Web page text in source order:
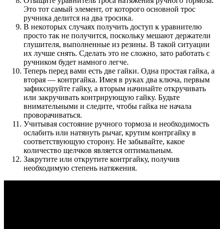
Это тот самый элемент, от которого основной трос
ручника делится на два тросика.
В некоторых случаях получить доступ к уравнителю
просто так не получится, поскольку мешают держатели
глушителя, выполненные из резины. В такой ситуации
их лучше снять. Сделать это не сложно, зато работать с
ручником будет намного легче.
Теперь перед вами есть две гайки. Одна простая гайка, а
вторая — контргайка. Имея в руках два ключа, первым
зафиксируйте гайку, а вторым начинайте откручивать
или закручивать контрирующую гайку. Будьте
внимательными и следите, чтобы гайка не начала
проворачиваться.
Учитывая состояние ручного тормоза и необходимость
ослабить или натянуть рычаг, крутим контргайку в
соответствующую сторону. Не забывайте, какое
количество щелчков является оптимальным.
Закрутите или открутите контргайку, получив
необходимую степень натяжения.